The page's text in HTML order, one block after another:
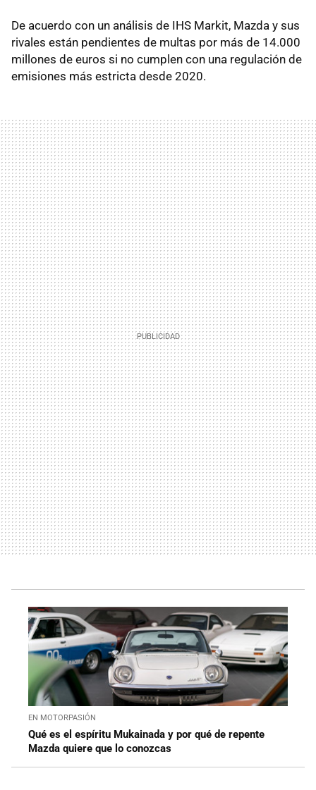
De acuerdo con un análisis de IHS Markit, Mazda y sus
rivales están pendientes de multas por más de 14.000
millones de euros si no cumplen con una regulación de
emisiones más estricta desde 2020.
EN MOTORPASIÓN
Qué es el espíritu Mukainada y por qué de repente
Mazda quiere que lo conozcas